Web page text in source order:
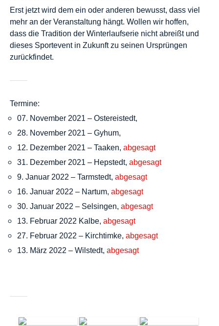
Erst jetzt wird dem ein oder anderen bewusst, dass viel
mehr an der Veranstaltung hängt. Wollen wir hoffen,
dass die Tradition der Winterlaufserie nicht abreißt und
dieses Sportevent in Zukunft zu seinen Ursprüngen
zurückfindet.
Termine:
07. November 2021 – Ostereistedt,
28. November 2021 – Gyhum,
12. Dezember 2021 – Taaken,abgesagt
31. Dezember 2021 – Hepstedt,abgesagt
9. Januar 2022 – Tarmstedt,abgesagt
16. Januar 2022 – Nartum,abgesagt
30. Januar 2022 – Selsingen,abgesagt
13. Februar 2022 Kalbe,abgesagt
27. Februar 2022 – Kirchtimke,abgesagt
13. März 2022 – Wilstedt,abgesagt